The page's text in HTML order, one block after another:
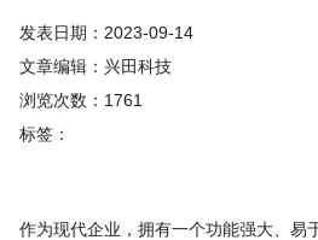
发表日期：2023-09-14
文章编辑：兴田科技
浏览次数：1761
标签：
作为现代企业，拥有一个功能强大、易